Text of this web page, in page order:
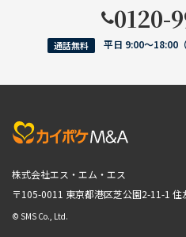
0120-
通話無料 平日 9:00〜18:00
株式会社エス・エム・エス
〒105-0011 東京都港区芝公園2-11-1 住
© SMS Co., Ltd.